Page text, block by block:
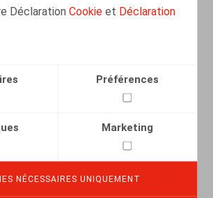
DéclarationCookie et Déclaration
Préférences
Marketing
NÉCESSAIRES UNIQUEMENT